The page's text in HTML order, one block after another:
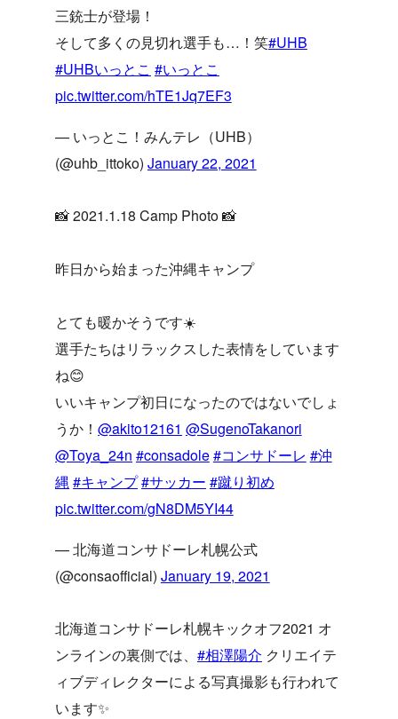
三銃士が登場！
そして多くの見切れ選手も…！笑#UHB
#UHBいっとこ #いっとこ
pic.twitter.com/hTE1Jq7EF3
— いっとこ！みんテレ（UHB）
(@uhb_ittoko) January 22, 2021
📸 2021.1.18 Camp Photo 📸
昨日から始まった沖縄キャンプ
とても暖かそうです☀️
選手たちはリラックスした表情をしています
ね😊
いいキャンプ初日になったのではないでしょ
うか！@akito12161 @SugenoTakanori
@Toya_24n #consadole#コンサドーレ #沖
縄#キャンプ#サッカー #蹴り初め
pic.twitter.com/gN8DM5YI44
— 北海道コンサドーレ札幌公式
(@consaofficial) January 19, 2021
北海道コンサドーレ札幌キックオフ2021 オ
ンラインの裏側では、 #相澤陽介 クリエイテ
ィブディレクターによる写真撮影も行われて
います✨